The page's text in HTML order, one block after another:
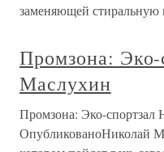
заменяющей
Промзона: Эко-
Маслухин
Промзона: Эко-спортзал
ОпубликованоНиколай